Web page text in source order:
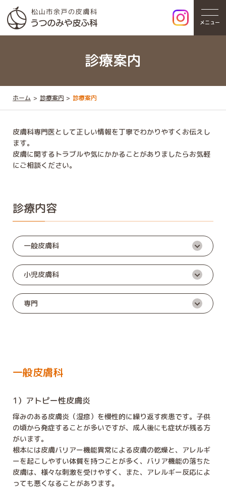
メニュー
診療案内
ホーム 診療案内 診療案内
皮膚科専門医として正しい情報を丁寧でわかりやすくお伝えし
ます。
皮膚に関するトラブルや気にかかることがありましたらお気軽
にご相談ください。
診療内容
一般皮膚科
小児皮膚科
専門
一般皮膚科
1）アトピー性皮膚炎
痒みのある皮膚炎（湿疹）を慢性的に繰り返す疾患です。子供
の頃から発症することが多いですが、成人後にも症状が残る方
がいます。
根本には皮膚バリアー機能異常による皮膚の乾燥と、アレルギ
ーを起こしやすい体質を持つことが多く、バリア機能の落ちた
皮膚は、様々な刺激を受けやすく、また、アレルギー反応によ
っても悪くなることがあります。